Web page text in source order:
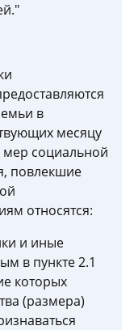
в
месяцу
социальной
повлекшие
относятся:
и иные
в пункте 2.1
которых
(размера)